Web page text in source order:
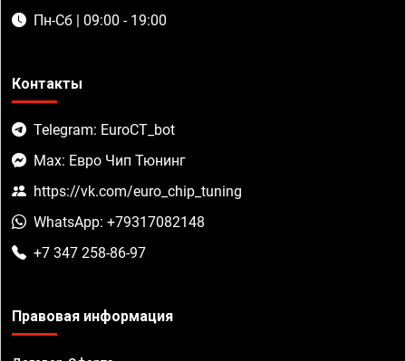
Пн-Сб | 09:00 - 19:00
Контакты
Telegram: EuroCT_bot
Max: Евро Чип Тюнинг
https://vk.com/euro_chip_tuning
WhatsApp: +79317082148
+7 347 258-86-97
Правовая информация